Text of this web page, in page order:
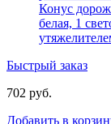
Конус
белая, 1
Быстрый заказ
702 руб.
Добавить в